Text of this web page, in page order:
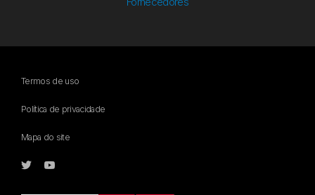
Termos de uso
Política de privacidade
Mapa do site